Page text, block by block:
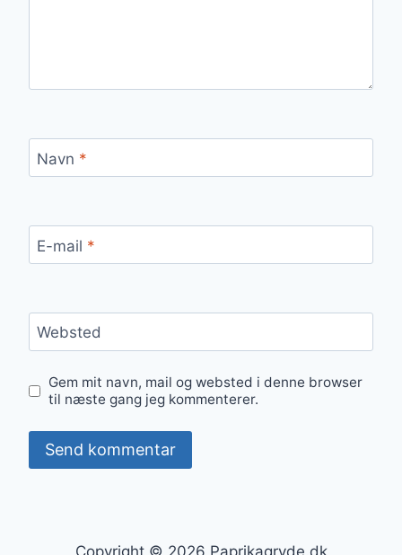
Navn *
E-mail *
Websted
Gem mit navn, mail og websted i denne browser
til næste gang jeg kommenterer.